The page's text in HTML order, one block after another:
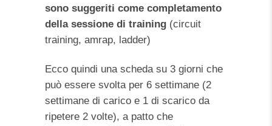
sono suggeriti come completamento
della sessione di training (circuit
training, amrap, ladder)
Ecco quindi una scheda su 3 giorni che
può essere svolta per 6 settimane (2
settimane di carico e 1 di scarico da
ripetere 2 volte), a patto che